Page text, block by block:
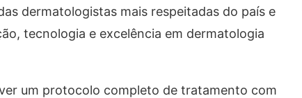
dermatologistas mais respeitadas do país e
tecnologia e excelência em dermatologia
um protocolo completo de tratamento com